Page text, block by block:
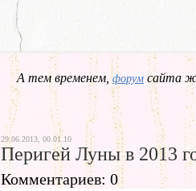
А тем временем,форум сайта
29.06.2013, 00.01.10
Перигей Луны в 2013
Комментариев: 0